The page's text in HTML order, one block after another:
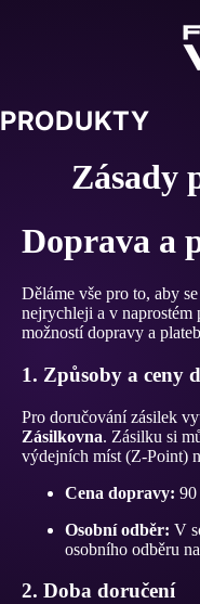
PRODUKTY
Zásady
Doprava a
Děláme vše pro to, aby
nejrychleji a v naprostém
možností dopravy a
1. Způsoby a ceny
Pro doručování zásilek
Zásilkovna. Zásilku si
výdejních míst (Z-Point)
Cena dopravy:
Osobní odběr: V
osobního odběru
2. Doba doručení